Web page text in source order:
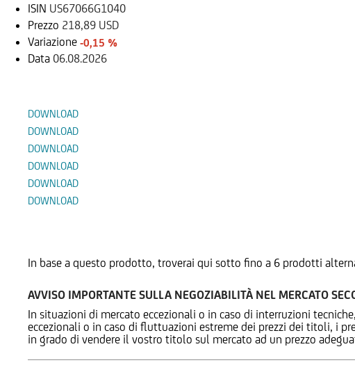
ISIN US67066G1040
Prezzo 218,89 USD
Variazione -0,15 %
Data 06.08.2026
DOWNLOAD
DOWNLOAD
DOWNLOAD
DOWNLOAD
DOWNLOAD
DOWNLOAD
In base a questo prodotto, troverai qui sotto fino a 6 prodotti
AVVISO IMPORTANTE SULLA NEGOZIABILITÀ NEL MERCATO
In situazioni di mercato eccezionali o in caso di interruzioni
eccezionali o in caso di fluttuazioni estreme dei prezzi dei titoli, i
in grado di vendere il vostro titolo sul mercato ad un prezzo